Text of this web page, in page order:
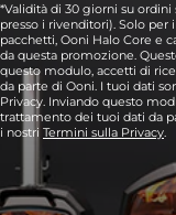
*Validità di 30 giorni su
presso i rivenditori). Solo per
pacchetti, Ooni Halo Core e
da questa promozione.
questo modulo, accetti di
da parte di Ooni. I tuoi dati
Privacy. Inviando questo
trattamento dei tuoi dati da
i nostri Termini sulla Privacy.